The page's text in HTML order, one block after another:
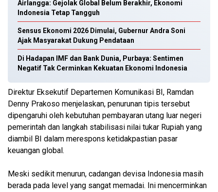
Airlangga: Gejolak Global Belum Berakhir, Ekonomi
Indonesia Tetap Tangguh
Sensus Ekonomi 2026 Dimulai, Gubernur Andra Soni
Ajak Masyarakat Dukung Pendataan
Di Hadapan IMF dan Bank Dunia, Purbaya: Sentimen
Negatif Tak Cerminkan Kekuatan Ekonomi Indonesia
Direktur Eksekutif Departemen Komunikasi BI, Ramdan
Denny Prakoso menjelaskan, penurunan tipis tersebut
dipengaruhi oleh kebutuhan pembayaran utang luar negeri
pemerintah dan langkah stabilisasi nilai tukar Rupiah yang
diambil BI dalam merespons ketidakpastian pasar
keuangan global.
Meski sedikit menurun, cadangan devisa Indonesia masih
berada pada level yang sangat memadai. Ini mencerminkan